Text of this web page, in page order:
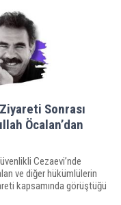
Sonrası
Öcalan’dan
Cezaevi’nde
ve diğer hükümlülerin
kapsamında görüştüğü